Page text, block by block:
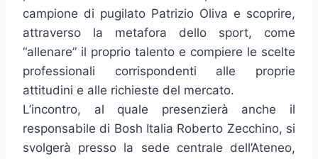
campione di pugilato Patrizio Oliva e scoprire,
attraverso la metafora dello sport, come
“allenare” il proprio talento e compiere le scelte
professionali corrispondenti alle proprie
attitudini e alle richieste del mercato.
L’incontro, al quale presenzierà anche il
responsabile di Bosh Italia Roberto Zecchino, si
svolgerà presso la sede centrale dell’Ateneo,